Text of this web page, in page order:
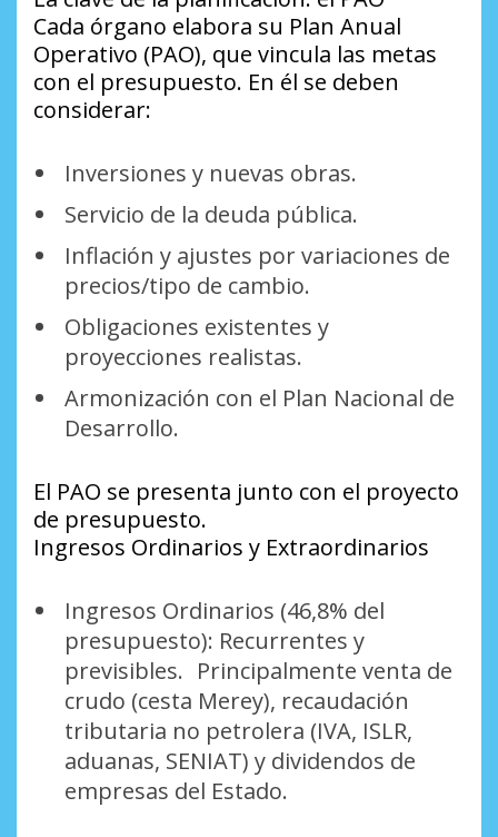
Cada órgano elabora su Plan Anual
Operativo (PAO), que vincula las metas
con el presupuesto. En él se deben
considerar:
Inversiones y nuevas obras.
Servicio de la deuda pública.
Inflación y ajustes por variaciones de
precios/tipo de cambio.
Obligaciones existentes y
proyecciones realistas.
Armonización con el Plan Nacional de
Desarrollo.
El PAO se presenta junto con el proyecto
de presupuesto.
Ingresos Ordinarios y Extraordinarios
Ingresos Ordinarios (46,8% del
presupuesto): Recurrentes y
previsibles. Principalmente venta de
crudo (cesta Merey), recaudación
tributaria no petrolera (IVA, ISLR,
aduanas, SENIAT) y dividendos de
empresas del Estado.